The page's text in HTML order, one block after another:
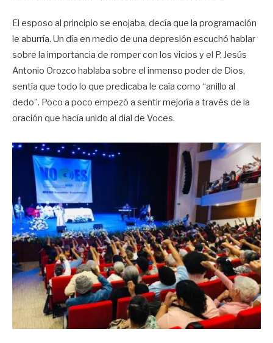
El esposo al principio se enojaba, decía que la programación
le aburría. Un día en medio de una depresión escuchó hablar
sobre la importancia de romper con los vicios y el P. Jesús
Antonio Orozco hablaba sobre el inmenso poder de Dios,
sentía que todo lo que predicaba le caía como “anillo al
dedo”. Poco a poco empezó a sentir mejoría a través de la
oración que hacía unido al dial de Voces.